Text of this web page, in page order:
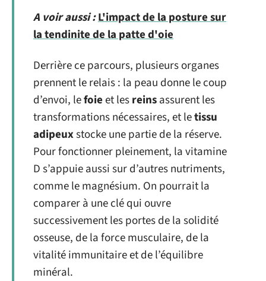
A voir aussi :L'impact de la posture sur
la tendinite de la patte d'oie
Derrière ce parcours, plusieurs organes
prennent le relais : la peau donne le coup
d’envoi, lefoieet lesreinsassurent les
transformations nécessaires, et letissu
adipeuxstocke une partie de la réserve.
Pour fonctionner pleinement, la vitamine
D s’appuie aussi sur d’autres nutriments,
comme le magnésium. On pourrait la
comparer à une clé qui ouvre
successivement les portes de la solidité
osseuse, de la force musculaire, de la
vitalité immunitaire et de l’équilibre
minéral.